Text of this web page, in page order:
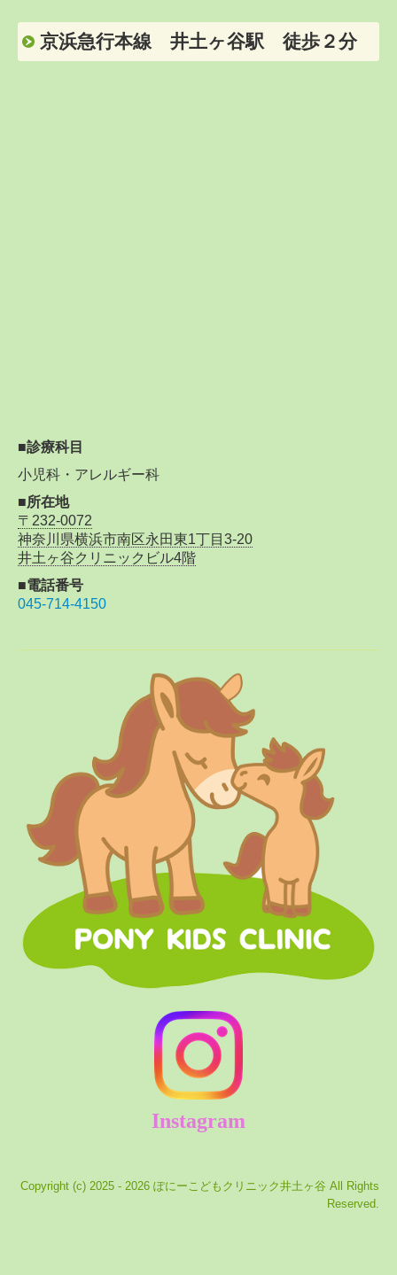
京浜急行本線 井土ヶ谷駅 徒歩２分
■診療科目
小児科・アレルギー科
■所在地
〒232-0072
神奈川県横浜市南区永田東1丁目3-20
井土ヶ谷クリニックビル4階
■電話番号
045-714-4150
Instagram
Copyright (c) 2025 - 2026 ぽにーこどもクリニック井土ヶ谷 All Rights
Reserved.